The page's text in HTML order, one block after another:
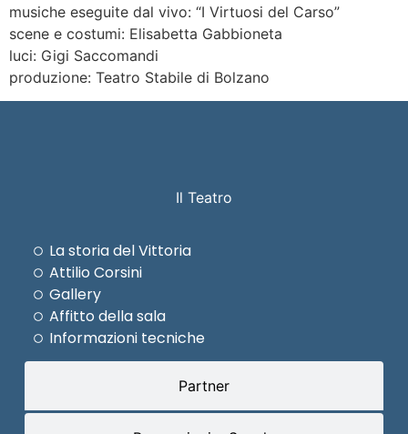
musiche eseguite dal vivo: “I Virtuosi del Carso”
scene e costumi: Elisabetta Gabbioneta
luci: Gigi Saccomandi
produzione: Teatro Stabile di Bolzano
Il Teatro
Partner
La storia del Vittoria
Attilio Corsini
Gallery
Affitto della sala
Informazioni tecniche